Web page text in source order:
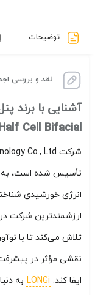
توضیحات
نقد و بررسی
Cell Bifacial
تأسیس شده است، به
انرژی خورشیدی
ارزشمندترین شرکت
تلاش می‌کند تا با
نقشی مؤثر در
ایفا کند. LONGi به